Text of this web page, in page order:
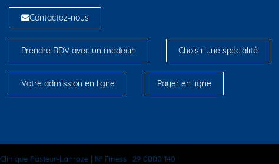
Contactez-nous
Prendre RDV avec un médecin Choisir une spécialité
Votre admission en ligne Payer en ligne
Clinique Pasteur-Lanroze | N° Finess : 29 0000 140